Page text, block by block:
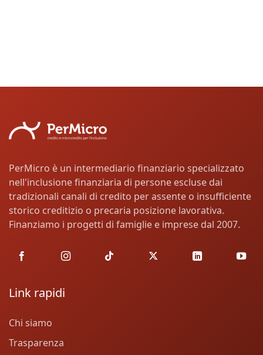
PerMicro è un intermediario finanziario specializzato
nell'inclusione finanziaria di persone escluse dai
tradizionali canali di credito per assente o insufficiente
storico creditizio o precaria posizione lavorativa.
Finanziamo i progetti di famiglie e imprese dal 2007.
Link rapidi
Chi siamo
Trasparenza